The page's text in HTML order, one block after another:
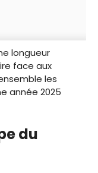
longueur
face aux
les
année 2025
du